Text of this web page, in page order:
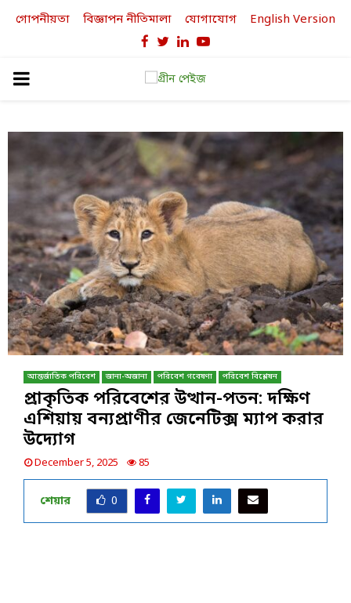
গোপনীয়তা বিজ্ঞাপন নীতিমালা যোগাযোগ English Version
Facebook
TwitterLinkedinYoutube
PRIMARY
আন্তর্জাতিক পরিবেশ জানা-অজানা পরিবেশ গবেষণা পরিবেশ বিশ্লেষন
প্রাকৃতিক পরিবেশের উত্থান-পতন: দক্ষিণ
এশিয়ায় বন্যপ্রাণীর জেনেটিক্স ম্যাপ করার
উদ্যোগ
December 5, 2025 85
শেয়ার 0